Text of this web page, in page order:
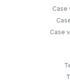
Case
Case